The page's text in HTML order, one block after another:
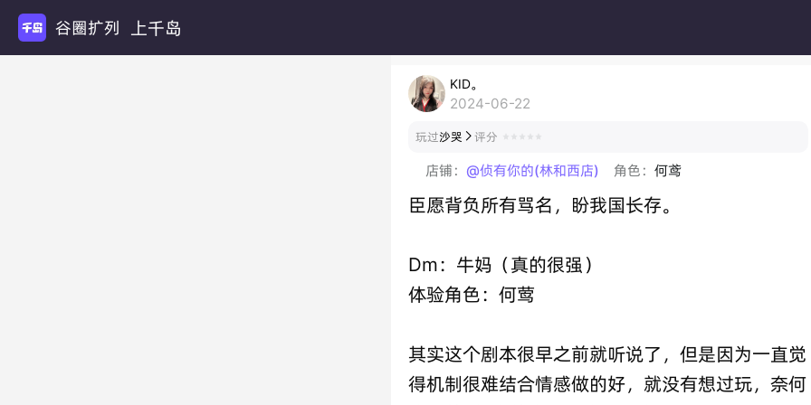
谷圈 上千岛
KID。
2024-06-22
玩过沙哭 评分
店铺： @侦有你的(林和西店) 角色： 何鸢
臣愿背负所有骂名，盼我国长存。
Dm：牛妈（真的很强）
体验角色：何莺
其实这个剧本很早之前就听说了，但是因为一直觉
得机制很难结合情感做的好，就没有想过玩，奈何